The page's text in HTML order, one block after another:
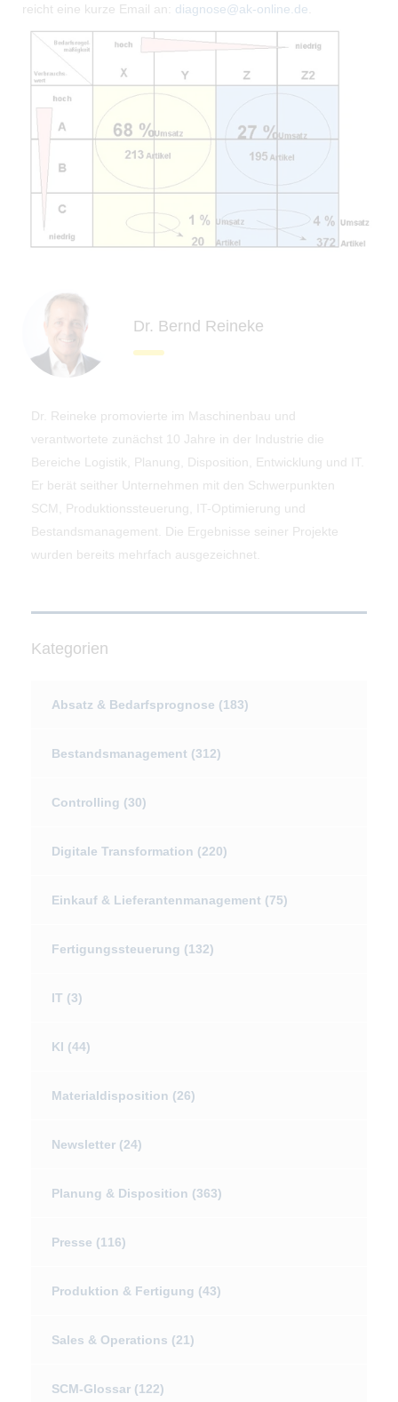
reicht eine kurze Email an: diagnose@ak-online.de
Dr. Bernd Reineke
Dr. Reineke promovierte im Maschinenbau und
verantwortete zunächst 10 Jahre in der Industrie die
Bereiche Logistik, Planung, Disposition, Entwicklung und IT.
Er berät seither Unternehmen mit den Schwerpunkten
SCM, Produktionssteuerung, IT-Optimierung und
Bestandsmanagement. Die Ergebnisse seiner Projekte
wurden bereits mehrfach ausgezeichnet.
Kategorien
Absatz & Bedarfsprognose (183)
Bestandsmanagement (312)
Controlling (30)
Digitale Transformation (220)
Einkauf & Lieferantenmanagement (75)
Fertigungssteuerung (132)
IT (3)
KI (44)
Materialdisposition (26)
Newsletter (24)
Planung & Disposition (363)
Presse (116)
Produktion & Fertigung (43)
Sales & Operations (21)
SCM-Glossar (122)